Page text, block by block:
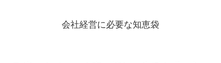
会社経営に必要な知恵袋